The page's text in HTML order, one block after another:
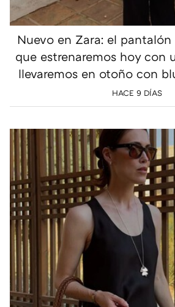
Nuevo en Zara: el
que estrenaremos hoy con
llevaremos en otoño con
HACE 9 DÍAS